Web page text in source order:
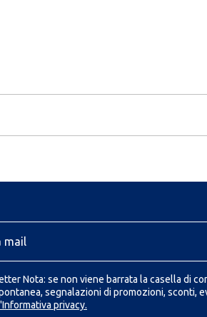
Nota: se non viene barrata la casella di
segnalazioni di promozioni, sconti,
privacy.